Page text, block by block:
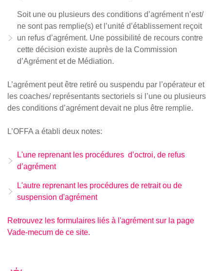
Soit une ou plusieurs des conditions d’agrément n’est/
ne sont pas remplie(s) et l’unité d’établissement reçoit
un refus d’agrément. Une possibilité de recours contre
cette décision existe auprès de la Commission
d’Agrément et de Médiation.
L’agrément peut être retiré ou suspendu par l’opérateur et
les coaches/ représentants sectoriels si l’une ou plusieurs
des conditions d’agrément devait ne plus être remplie.
L’OFFA a établi deux notes:
L'une reprenant les procédures d’octroi, de refus
d’agrément
L'autre reprenant les procédures de retrait ou de
suspension d'agrément
Retrouvez les formulaires liés à l'agrément sur la page
Vade-mecum de ce site.